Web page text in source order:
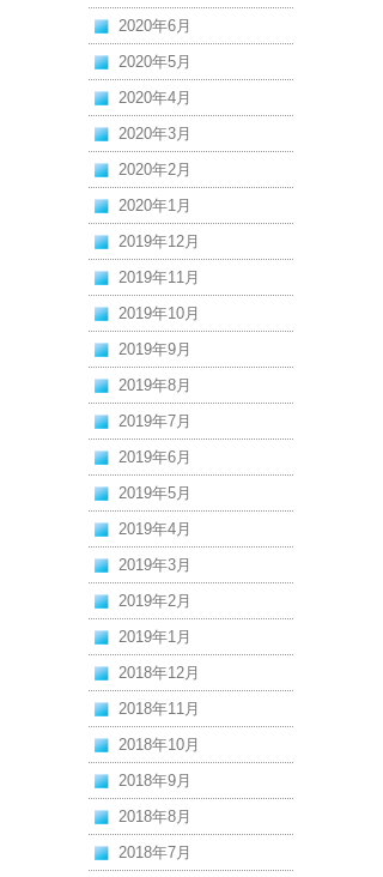
2020年6月
2020年5月
2020年4月
2020年3月
2020年2月
2020年1月
2019年12月
2019年11月
2019年10月
2019年9月
2019年8月
2019年7月
2019年6月
2019年5月
2019年4月
2019年3月
2019年2月
2019年1月
2018年12月
2018年11月
2018年10月
2018年9月
2018年8月
2018年7月